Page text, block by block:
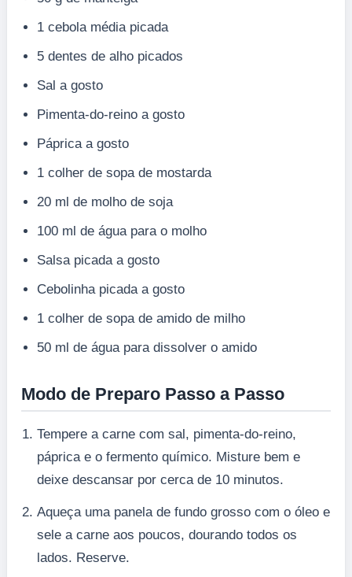
1 cebola média picada
5 dentes de alho picados
Sal a gosto
Pimenta-do-reino a gosto
Páprica a gosto
1 colher de sopa de mostarda
20 ml de molho de soja
100 ml de água para o molho
Salsa picada a gosto
Cebolinha picada a gosto
1 colher de sopa de amido de milho
50 ml de água para dissolver o amido
Modo de Preparo Passo a Passo
Tempere a carne com sal, pimenta-do-reino,
páprica e o fermento químico. Misture bem e
deixe descansar por cerca de 10 minutos.
Aqueça uma panela de fundo grosso com o óleo e
sele a carne aos poucos, dourando todos os
lados. Reserve.